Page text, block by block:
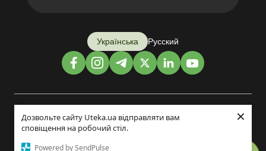
Дозвольте сайту Uteka.ua відправляти вам
сповіщення на робочий стіл.
Powered by SendPulse
×
Українська Русский
Дизайн і розробка: